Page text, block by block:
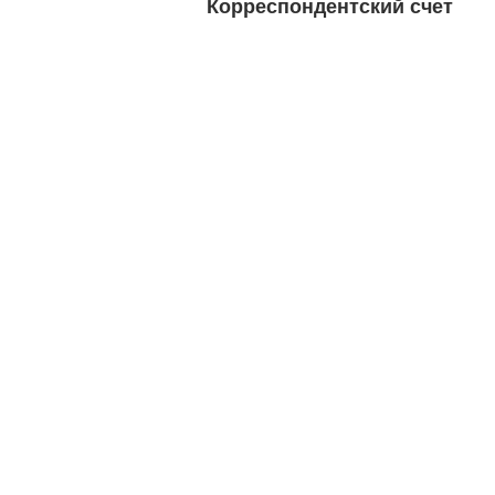
Корреспондентский счет